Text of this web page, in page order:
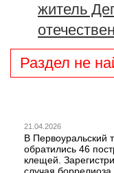
житель
Раздел не
21.04.2026
В Первоуральский
обратились 46
клещей.
случая боррелиоза.